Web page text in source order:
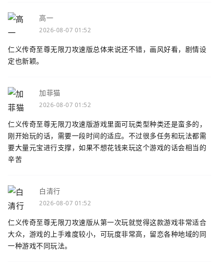
高一
2026-08-07 01:52
仁义传奇至尊无限刀攻速版总体来说还不错，画风好看，剧情设
定也新颖。
加菲猫
2026-08-07 01:52
仁义传奇至尊无限刀攻速版游戏里面可玩类型种类还是蛮多的，
刚开始玩的话，需要一段时间的适应。不过很多任务和玩法都需
要大量元宝进行支撑，如果不想花钱来玩这个游戏的话会相当的
辛苦
白清行
2026-08-07 01:52
仁义传奇至尊无限刀攻速版从第一次玩就觉得这款游戏非常适合
大众，游戏的上手难度较小，可玩度非常高，留恋各种地域的同
一种游戏不同玩法。